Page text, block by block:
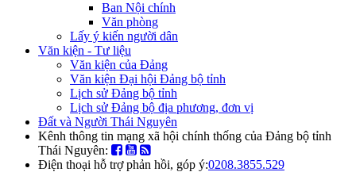
Ban Nội chính
Văn phòng
Lấy ý kiến người dân
Văn kiện - Tư liệu
Văn kiện của Đảng
Văn kiện Đại hội Đảng bộ tỉnh
Lịch sử Đảng bộ tỉnh
Lịch sử Đảng bộ địa phương, đơn vị
Đất và Người Thái Nguyên
Kênh thông tin mạng xã hội chính thống của Đảng bộ tỉnh
Thái Nguyên:
Điện thoại hỗ trợ phản hồi, góp ý:0208.3855.529